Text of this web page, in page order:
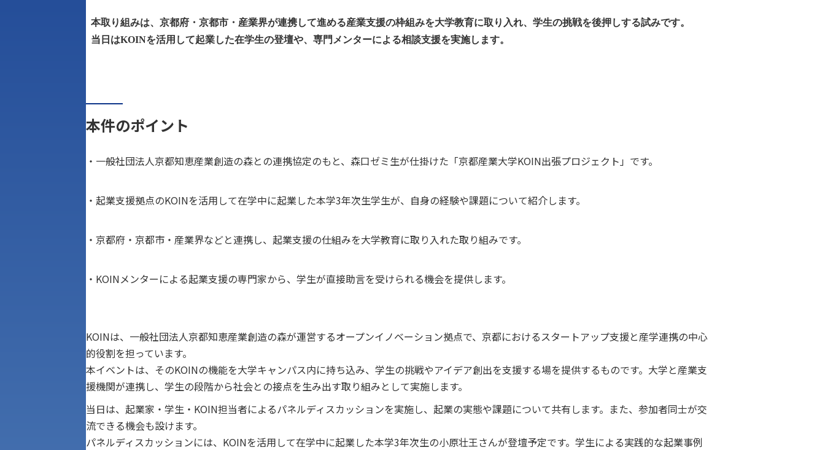
本取り組みは、京都府・京都市・産業界が連携して進める産業支援の枠組みを大学教育に取り入れ、学生の挑戦を後押しする試みです。
当日はKOINを活用して起業した在学生の登壇や、専門メンターによる相談支援を実施します。
本件のポイント
・一般社団法人京都知恵産業創造の森との連携協定のもと、森口ゼミ生が仕掛けた「京都産業大学KOIN出張プロジェクト」です。
・起業支援拠点のKOINを活用して在学中に起業した本学3年次生学生が、自身の経験や課題について紹介します。
・京都府・京都市・産業界などと連携し、起業支援の仕組みを大学教育に取り入れた取り組みです。
・KOINメンターによる起業支援の専門家から、学生が直接助言を受けられる機会を提供します。
KOINは、一般社団法人京都知恵産業創造の森が運営するオープンイノベーション拠点で、京都におけるスタートアップ支援と産学連携の中心
的役割を担っています。
本イベントは、そのKOINの機能を大学キャンパス内に持ち込み、学生の挑戦やアイデア創出を支援する場を提供するものです。大学と産業支
援機関が連携し、学生の段階から社会との接点を生み出す取り組みとして実施します。
当日は、起業家・学生・KOIN担当者によるパネルディスカッションを実施し、起業の実態や課題について共有します。また、参加者同士が交
流できる機会も設けます。
パネルディスカッションには、KOINを活用して在学中に起業した本学3年次生の小原壮王さんが登壇予定です。学生による実践的な起業事例